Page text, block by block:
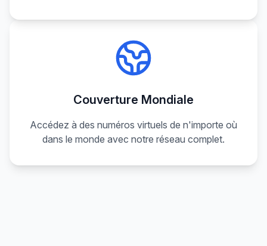
Couverture Mondiale
Accédez à des numéros virtuels de n'importe où
dans le monde avec notre réseau complet.